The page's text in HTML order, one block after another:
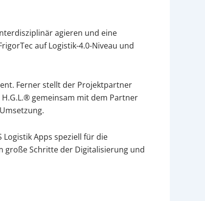
agieren und eine
auf Logistik-4.0-Niveau und
Ferner stellt der Projektpartner
gemeinsam mit dem Partner
Logistik Apps speziell für die
große Schritte der Digitalisierung und